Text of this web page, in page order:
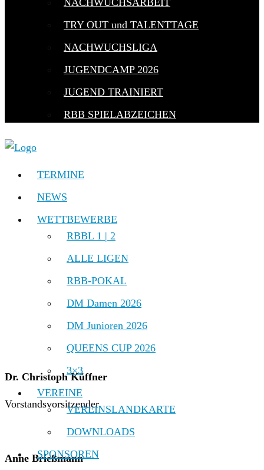
NACHWUCHSARBEIT
TRY OUT und TALENTTAGE
NACHWUCHSLIGA
JUGENDCAMP 2026
JUGEND TRAINIERT
RBB SPIELABZEICHEN
TERMINE
NEWS
WETTBEWERBE
RBBL 1 | 2
ALLE LIGEN
RBB-POKAL
DM Damen 2026
DM Junioren 2026
QUEENS CUP 2026
3×3
VEREINE
VEREINSLANDKARTE
DOWNLOADS
SPONSOREN
Dr. Christoph Küffner
Vorstandsvorsitzender
Anne Brießmann